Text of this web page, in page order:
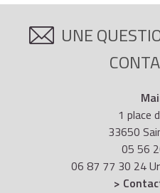
UNE
1 place
33650
05 56
06 87 77 30 24
>